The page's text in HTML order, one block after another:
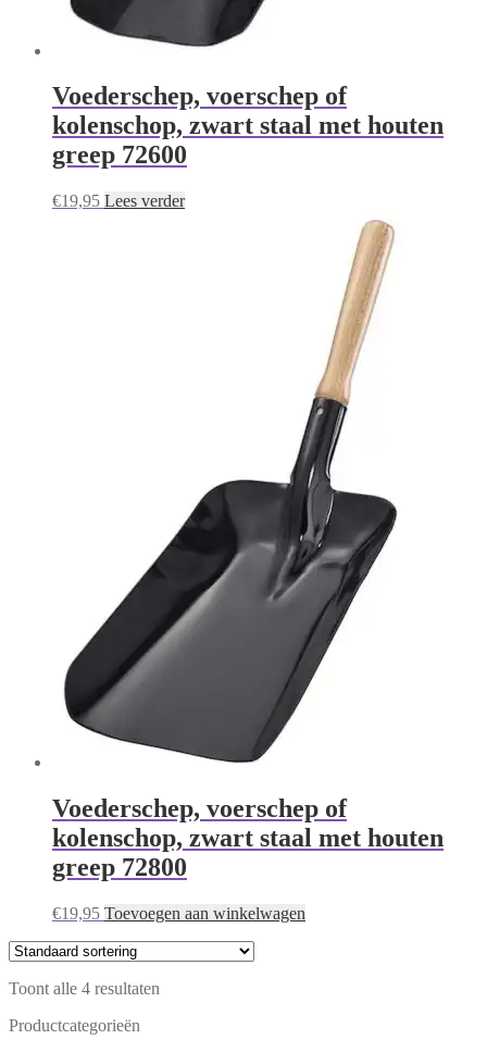
Voederschep, voerschep of
kolenschop, zwart staal met houten
greep 72600
€19,95 Lees verder
Voederschep, voerschep of
kolenschop, zwart staal met houten
greep 72800
€19,95 Toevoegen aan winkelwagen
Toont alle 4 resultaten
Productcategorieën